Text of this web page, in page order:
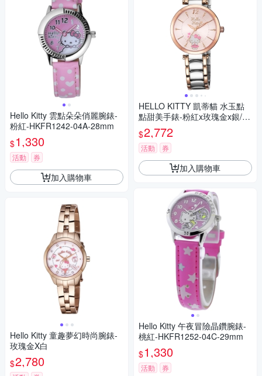
Hello Kitty 雲點朵朵俏麗腕錶-
粉紅-HKFR1242-04A-28mm
$1,330
活動 券
加入購物車
Hello Kitty 童趣夢幻時尚腕錶-
玫瑰金X白
$2,780
HELLO KITTY 凱蒂貓 水玉點
點甜美手錶-粉紅x玫瑰金x銀/32
mm
$2,772
活動 券
加入購物車
Hello Kitty 午夜冒險晶鑽腕錶-
桃紅-HKFR1252-04C-29mm
$1,330
活動 券